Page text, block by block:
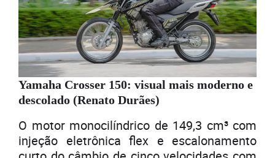
Yamaha Crosser 150: visual mais moderno e
descolado (Renato Durães)
O motor monocilíndrico de 149,3 cm³ com
injeção eletrônica flex e escalonamento